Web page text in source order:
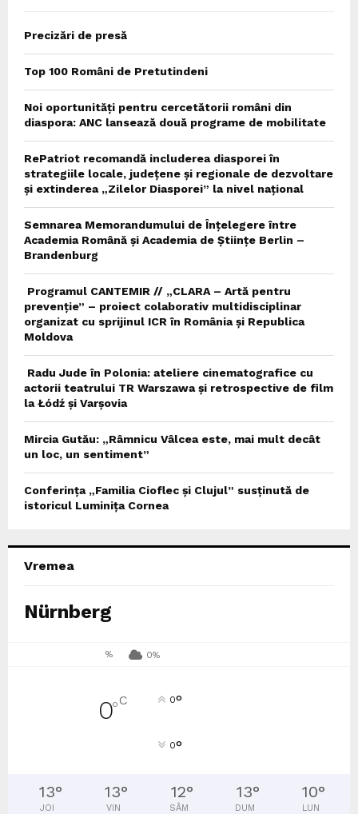
Precizări de presă
Top 100 Români de Pretutindeni
Noi oportunități pentru cercetătorii români din
diaspora: ANC lansează două programe de mobilitate
RePatriot recomandă includerea diasporei în
strategiile locale, județene și regionale de dezvoltare
și extinderea „Zilelor Diasporei” la nivel național
Semnarea Memorandumului de Înțelegere între
Academia Română și Academia de Științe Berlin –
Brandenburg
Programul CANTEMIR // „CLARA – Artă pentru
prevenție” – proiect colaborativ multidisciplinar
organizat cu sprijinul ICR în România și Republica
Moldova
Radu Jude în Polonia: ateliere cinematografice cu
actorii teatrului TR Warszawa și retrospective de film
la Łódź și Varșovia
Mircia Gutău: „Râmnicu Vâlcea este, mai mult decât
un loc, un sentiment”
Conferința „Familia Cioflec și Clujul” susținută de
istoricul Luminița Cornea
Vremea
Nürnberg
% 0%
0°C 0°
0°
13°
JOI
13°
VIN
12°
SÂM
13°
DUM
10°
LUN